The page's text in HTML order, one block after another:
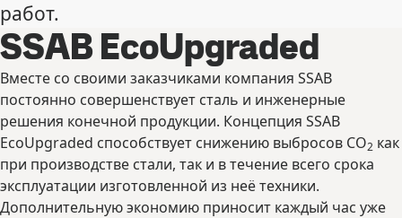
работ.
SSAB EcoUpgraded
Вместе со своими заказчиками компания SSAB
постоянно совершенствует сталь и инженерные
решения конечной продукции. Концепция SSAB
EcoUpgraded способствует снижению выбросов CO2 как
при производстве стали, так и в течение всего срока
эксплуатации изготовленной из неё техники.
Дополнительную экономию приносит каждый час уже